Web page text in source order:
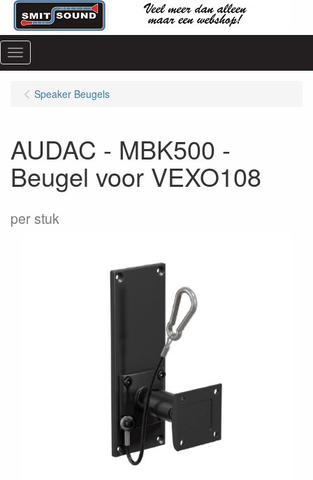
Menu
Speaker Beugels
AUDAC - MBK500 -
Beugel voor VEXO108
per stuk